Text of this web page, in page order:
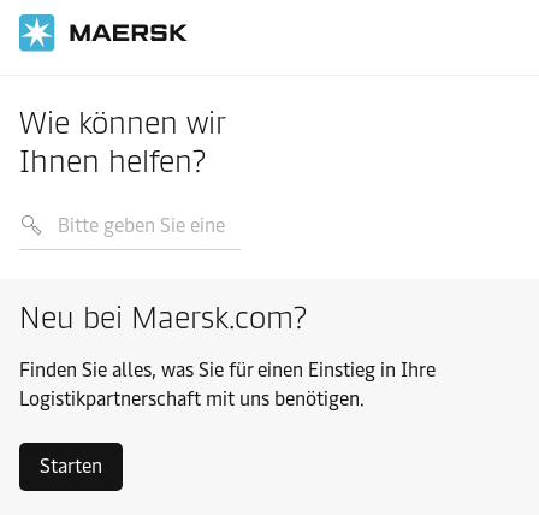
Wie können wir
Ihnen helfen?
Neu bei Maersk.com?
Finden Sie alles, was Sie für einen Einstieg in Ihre
Logistikpartnerschaft mit uns benötigen.
Starten